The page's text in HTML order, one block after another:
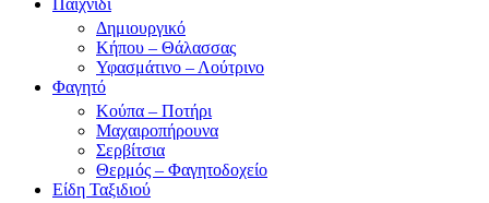
Παιχνίδι
Δημιουργικό
Κήπου – Θάλασσας
Υφασμάτινο – Λούτρινο
Φαγητό
Κούπα – Ποτήρι
Μαχαιροπήρουνα
Σερβίτσια
Θερμός – Φαγητοδοχείο
Είδη Ταξιδιού